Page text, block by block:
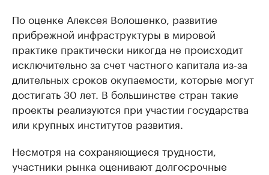
По оценке Алексея Волошенко, развитие
прибрежной инфраструктуры в мировой
практике практически никогда не происходит
исключительно за счет частного капитала из-за
длительных сроков окупаемости, которые могут
достигать 30 лет. В большинстве стран такие
проекты реализуются при участии государства
или крупных институтов развития.
Несмотря на сохраняющиеся трудности,
участники рынка оценивают долгосрочные